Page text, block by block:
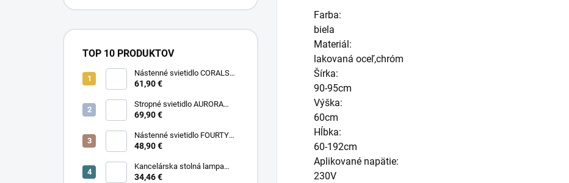
TOP 10 PRODUKTOV
Nástenné svietidlo CORALS
11977
61,90 €
Stropné svietidlo AURORA
11971
69,90 €
Nástenné svietidlo FOURTY
WALL S 10888
48,90 €
Kancelárska stolná lampa
PIXA KT-40-GR BL 90420
34,46 €
Farba:
biela
Materiál:
lakovaná oceľ,chróm
Šírka:
90-95cm
Výška:
60cm
Hĺbka:
60-192cm
Aplikované napätie:
230V